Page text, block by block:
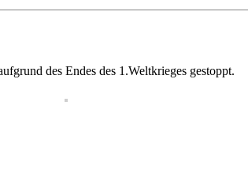
des Endes des 1.Weltkrieges gestoppt.